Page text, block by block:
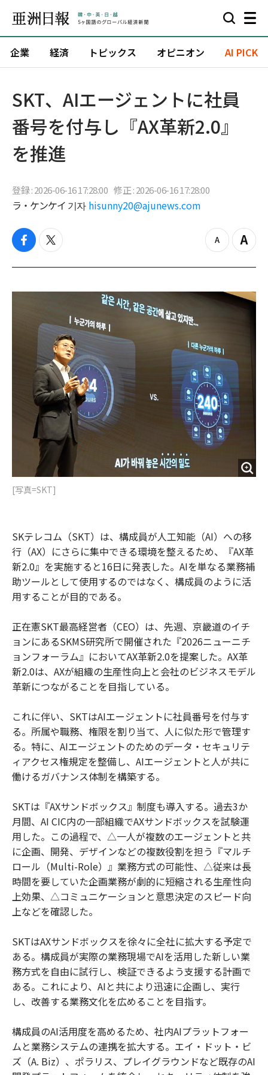
企業 経済 トピックス オピニオン AI PICK
SKT、AIエージェントに社員
番号を付与し『AX革新2.0』
を推進
登録 : 2026-06-16 17:28:00 修正 : 2026-06-16 17:28:00
ラ・ケンケイ 기자 hisunny20@ajunews.com
f
c
b
t
i
t
z
o
o
u
Z
o
i
n
[写真=SKT]
SKテレコム（SKT）は、構成員が人工知能（AI）への移
行（AX）にさらに集中できる環境を整えるため、『AX革
新2.0』を実施すると16日に発表した。AIを単なる業務補
助ツールとして使用するのではなく、構成員のように活
用することが目的である。
正在憲SKT最高経営者（CEO）は、先週、京畿道のイチ
ョンにあるSKMS研究所で開催された『2026ニューニチ
ョンフォーラム』においてAX革新2.0を提案した。AX革
新2.0は、AXが組織の生産性向上と会社のビジネスモデル
革新につながることを目指している。
これに伴い、SKTはAIエージェントに社員番号を付与す
る。所属や職務、権限を割り当て、人に似た形で管理す
る。特に、AIエージェントのためのデータ・セキュリテ
ィアクセス権規定を整備し、AIエージェントと人が共に
働けるガバナンス体制を構築する。
SKTは『AXサンドボックス』制度も導入する。過去3か
月間、AI CIC内の一部組織でAXサンドボックスを試験運
用した。この過程で、△一人が複数のエージェントと共
に企画、開発、デザインなどの複数役割を担う『マルチ
ロール（Multi-Role）』業務方式の可能性、△従来は長
時間を要していた企画業務が劇的に短縮される生産性向
上効果、△コミュニケーションと意思決定のスピード向
上などを確認した。
SKTはAXサンドボックスを徐々に全社に拡大する予定で
ある。構成員が実際の業務現場でAIを活用した新しい業
務方式を自由に試行し、検証できるよう支援する計画で
ある。これにより、AIと共により迅速に企画し、実行
し、改善する業務文化を広めることを目指す。
構成員のAI活用度を高めるため、社内AIプラットフォー
ムと業務システムの連携を拡大する。エイ・ドット・ビ
ズ（A. Biz）、ポラリス、プレイグラウンドなど既存のAI